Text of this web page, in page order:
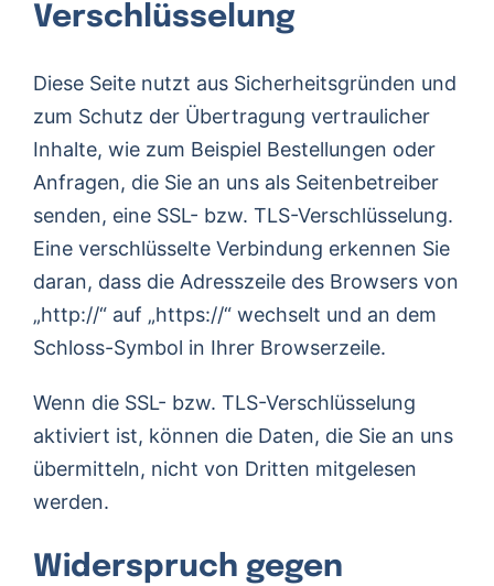
Verschlüsselung
Diese Seite nutzt aus Sicherheitsgründen und
zum Schutz der Übertragung vertraulicher
Inhalte, wie zum Beispiel Bestellungen oder
Anfragen, die Sie an uns als Seitenbetreiber
senden, eine SSL- bzw. TLS-Verschlüsselung.
Eine verschlüsselte Verbindung erkennen Sie
daran, dass die Adresszeile des Browsers von
„http://“ auf „https://“ wechselt und an dem
Schloss-Symbol in Ihrer Browserzeile.
Wenn die SSL- bzw. TLS-Verschlüsselung
aktiviert ist, können die Daten, die Sie an uns
übermitteln, nicht von Dritten mitgelesen
werden.
Widerspruch gegen